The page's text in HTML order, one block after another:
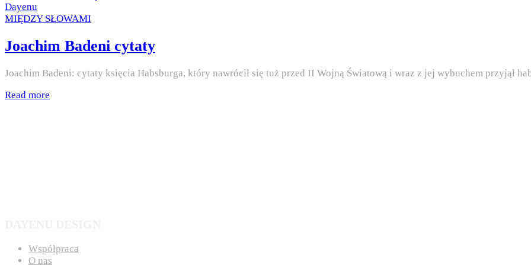
on
by
Dayenu
Posted
MIĘDZY SŁOWAMI
Joachim Badeni cytaty
Joachim Badeni: cytaty księcia Habsburga, który nawrócił się tuż przed II Wojną Światową i wraz z jej wybuchem przyjął
Read more
Współpraca
O nas